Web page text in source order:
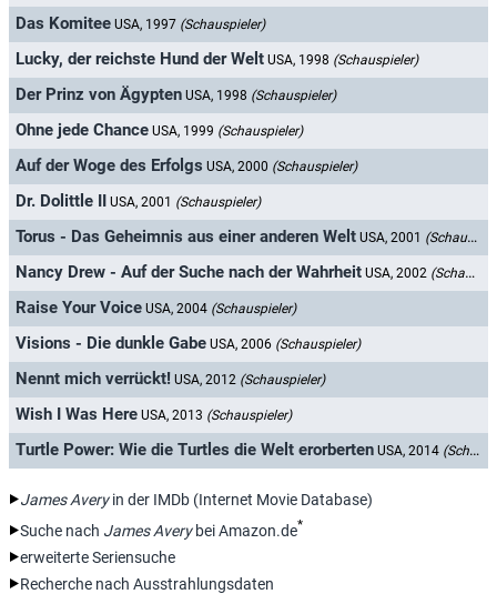
Das Komitee USA, 1997 (Schauspieler)
Lucky, der reichste Hund der Welt USA, 1998 (Schauspieler)
Der Prinz von Ägypten USA, 1998 (Schauspieler)
Ohne jede Chance USA, 1999 (Schauspieler)
Auf der Woge des Erfolgs USA, 2000 (Schauspieler)
Dr. Dolittle II USA, 2001 (Schauspieler)
Torus - Das Geheimnis aus einer anderen Welt USA, 2001 (Schauspieler)
Nancy Drew - Auf der Suche nach der Wahrheit USA, 2002 (Schauspieler)
Raise Your Voice USA, 2004 (Schauspieler)
Visions - Die dunkle Gabe USA, 2006 (Schauspieler)
Nennt mich verrückt! USA, 2012 (Schauspieler)
Wish I Was Here USA, 2013 (Schauspieler)
Turtle Power: Wie die Turtles die Welt erorberten USA, 2014 (Schauspieler)
James Averyin der IMDb (Internet Movie Database)
Suche nach James Averybei Amazon.de*
erweiterte Seriensuche
Recherche nach Ausstrahlungsdaten